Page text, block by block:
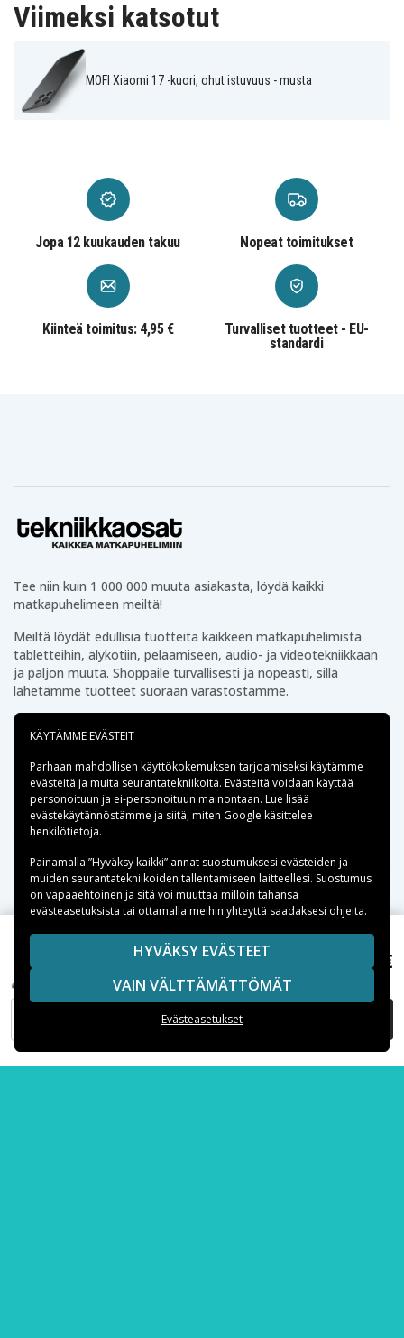
Viimeksi katsotut
MOFI Xiaomi 17 -kuori, ohut istuvuus - musta
14,95 €
LISÄÄ OSTOSKORIIN
Jopa 12 kuukauden takuu Nopeat toimitukset
Kiinteä toimitus: 4,95 €
Turvalliset tuotteet - EU-
standardi
Tee niin kuin 1 000 000 muuta asiakasta, löydä kaikki
matkapuhelimeen meiltä!
Meiltä löydät edullisia tuotteita kaikkeen matkapuhelimista
tabletteihin, älykotiin, pelaamiseen, audio- ja videotekniikkaan
ja paljon muuta. Shoppaile turvallisesti ja nopeasti, sillä
lähetämme tuotteet suoraan varastostamme.
Apua
Tekniikkaosat.fi
Suositut kategoriat
Suositut iPhone-kuoret
Suositut Samsung-kuoret
Suositut varaosat
KÄYTÄMME EVÄSTEIT
Parhaan mahdollisen käyttökokemuksen tarjoamiseksi käytämme
evästeitä ja muita seurantatekniikoita. Evästeitä voidaan käyttää
personoituun ja ei-personoituun mainontaan. Lue lisää
evästekäytännöstämme ja siitä, miten Google käsittelee
henkilötietoja.
Painamalla ”Hyväksy kaikki” annat suostumuksesi evästeiden ja
muiden seurantatekniikoiden tallentamiseen laitteellesi. Suostumus
on vapaaehtoinen ja sitä voi muuttaa milloin tahansa
evästeasetuksista tai ottamalla meihin yhteyttä saadaksesi ohjeita.
HYVÄKSY EVÄSTEET
VAIN VÄLTTÄMÄTTÖMÄT
Evästeasetukset